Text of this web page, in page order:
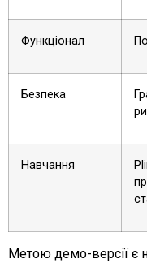
Функціонал
Безпека
Навчання
Метою демо-версії є